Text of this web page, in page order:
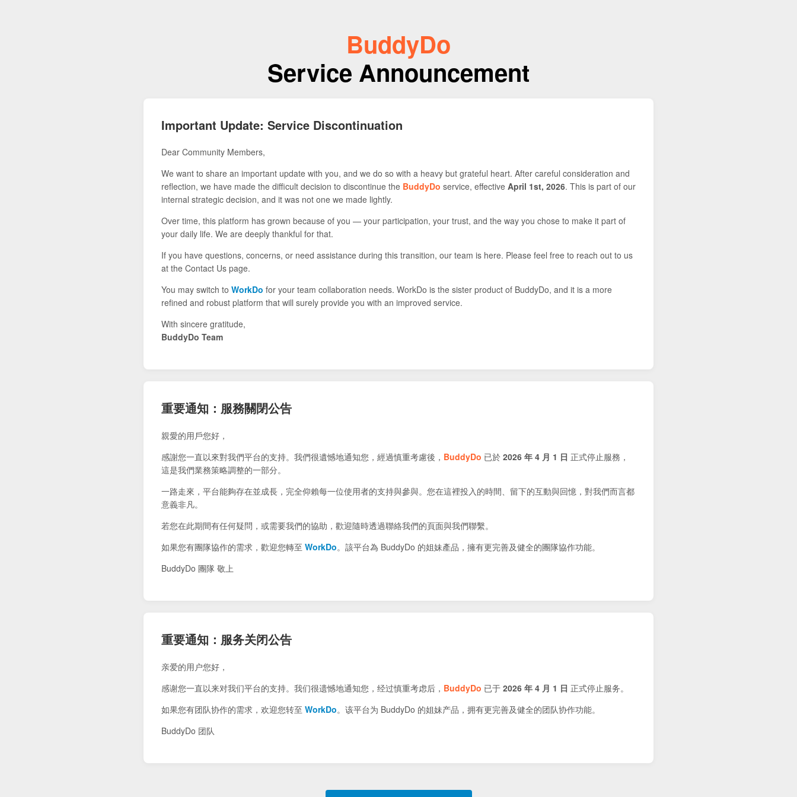
BuddyDo
Service Announcement
Important Update: Service Discontinuation
Dear Community Members,
We want to share an important update with you, and we do so with a heavy but grateful heart. After careful consideration and
reflection, we have made the difficult decision to discontinue the BuddyDo service, effective April 1st, 2026. This is part of our
internal strategic decision, and it was not one we made lightly.
Over time, this platform has grown because of you — your participation, your trust, and the way you chose to make it part of
your daily life. We are deeply thankful for that.
If you have questions, concerns, or need assistance during this transition, our team is here. Please feel free to reach out to us
at the Contact Us page.
You may switch to WorkDo for your team collaboration needs. WorkDo is the sister product of BuddyDo, and it is a more
refined and robust platform that will surely provide you with an improved service.
With sincere gratitude,
BuddyDo Team
重要通知：服務關閉公告
親愛的用戶您好，
感謝您一直以來對我們平台的支持。我們很遺憾地通知您，經過慎重考慮後， BuddyDo 已於 2026 年 4 月 1 日 正式停止服務，
這是我們業務策略調整的一部分。
一路走來，平台能夠存在並成長，完全仰賴每一位使用者的支持與參與。您在這裡投入的時間、留下的互動與回憶，對我們而言都
意義非凡。
若您在此期間有任何疑問，或需要我們的協助，歡迎隨時透過聯絡我們的頁面與我們聯繫。
如果您有團隊協作的需求，歡迎您轉至 WorkDo。該平台為 BuddyDo 的姐妹產品，擁有更完善及健全的團隊協作功能。
BuddyDo 團隊 敬上
重要通知：服务关闭公告
亲爱的用户您好，
感谢您一直以来对我们平台的支持。我们很遗憾地通知您，经过慎重考虑后， BuddyDo 已于 2026 年 4 月 1 日 正式停止服务。
如果您有团队协作的需求，欢迎您转至 WorkDo。该平台为 BuddyDo 的姐妹产品，拥有更完善及健全的团队协作功能。
BuddyDo 团队